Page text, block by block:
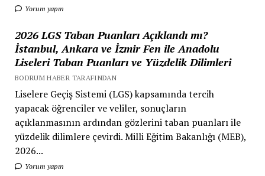
Yorum yapın
2026 LGS Taban Puanları Açıklandı mı?
İstanbul, Ankara ve İzmir Fen ile Anadolu
Liseleri Taban Puanları ve Yüzdelik Dilimleri
BODRUM HABER TARAFINDAN
Liselere Geçiş Sistemi (LGS) kapsamında tercih
yapacak öğrenciler ve veliler, sonuçların
açıklanmasının ardından gözlerini taban puanları ile
yüzdelik dilimlere çevirdi. Milli Eğitim Bakanlığı (MEB),
2026...
Yorum yapın